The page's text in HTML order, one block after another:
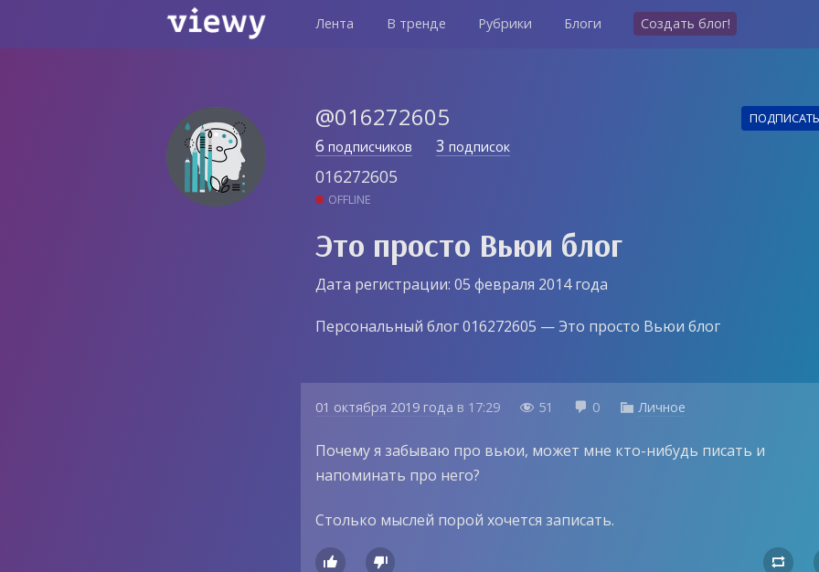
Лента В тренде Рубрики Блоги Создать блог!
@016272605
6 подписчиков 3 подписок
016272605
OFFLINE
Это просто Вьюи блог
Дата регистрации: 05 февраля 2014 года
Персональный блог 016272605 — Это просто Вьюи блог
01 октября 2019 года в 17:29  51  0  Личное
Почему я забываю про вьюи, может мне кто-нибудь писать и
напоминать про него?
Столько мыслей порой хочется записать.
  